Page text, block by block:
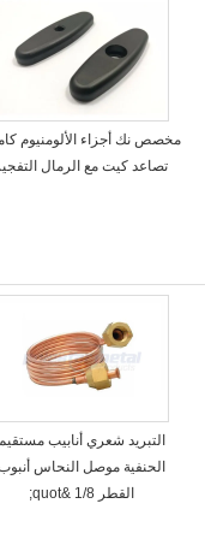
مخصص نك أجزاء الألومنيوم
تصاعد كيت مع الرمال
التبريد شعري أنابيب
الحنفية موصل النحاس
القطر 1/8 &quot;